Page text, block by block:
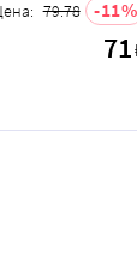
79.78 11
71